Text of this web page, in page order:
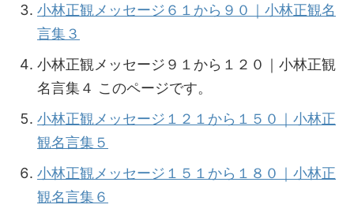
小林正観メッセージ６１から９０｜小林正観名
言集３
小林正観メッセージ９１から１２０｜小林正観
名言集４ このページです。
小林正観メッセージ１２１から１５０｜小林正
観名言集５
小林正観メッセージ１５１から１８０｜小林正
観名言集６